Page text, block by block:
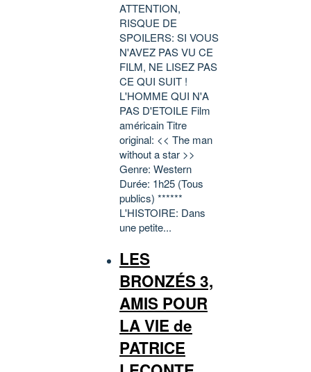
ATTENTION,
RISQUE DE
SPOILERS: SI VOUS
N'AVEZ PAS VU CE
FILM, NE LISEZ PAS
CE QUI SUIT !
L'HOMME QUI N'A
PAS D'ETOILE Film
américain Titre
original: << The man
without a star >>
Genre: Western
Durée: 1h25 (Tous
publics) ******
L'HISTOIRE: Dans
une petite...
LES
BRONZÉS 3,
AMIS POUR
LA VIE de
PATRICE